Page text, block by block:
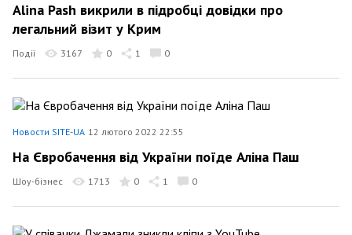
Alina Pash викрили в підробці довідки про
легальний візит у Крим
Події 3167 0 1 0
Новости SITE-UA 12 лютого 2022 22:55
На Євробачення від України поїде Аліна Паш
Шоу-бізнес 1713 0 1 0